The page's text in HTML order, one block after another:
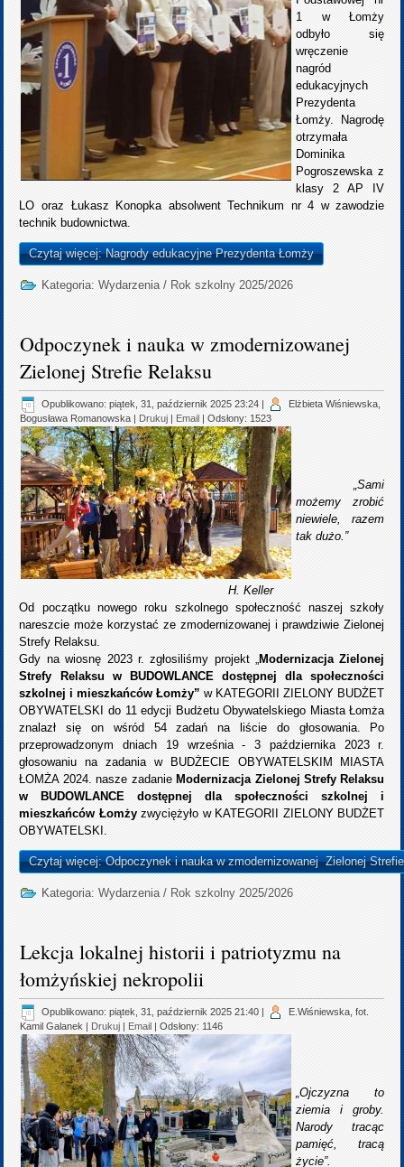
1 w Łomży
odbyło się
wręczenie
nagród
edukacyjnych
Prezydenta
Łomży. Nagrodę
otrzymała
Dominika
Pogroszewska z
klasy 2 AP IV
LO oraz Łukasz Konopka absolwent Technikum nr 4 w zawodzie
technik budownictwa.
Czytaj więcej: Nagrody edukacyjne Prezydenta Łomży
Kategoria:Wydarzenia / Rok szkolny 2025/2026
Odpoczynek i nauka w zmodernizowanej
Zielonej Strefie Relaksu
Opublikowano: piątek, 31, październik 2025 23:24
Elżbieta Wiśniewska,
Bogusława Romanowska| Drukuj Email | Odsłony: 1523
„Sami
możemy zrobić
niewiele, razem
tak dużo.”
H. Keller
Od początku nowego roku szkolnego społeczność naszej szkoły
nareszcie może korzystać ze zmodernizowanej i prawdziwie Zielonej
Strefy Relaksu.
Gdy na wiosnę 2023 r. zgłosiliśmy projekt „Modernizacja Zielonej
Strefy Relaksu w BUDOWLANCE dostępnej dla społeczności
szkolnej i mieszkańców Łomży” w KATEGORII ZIELONY BUDŻET
OBYWATELSKI do 11 edycji Budżetu Obywatelskiego Miasta Łomża
znalazł się on wśród 54 zadań na liście do głosowania. Po
przeprowadzonym dniach 19 września - 3 października 2023 r.
głosowaniu na zadania w BUDŻECIE OBYWATELSKIM MIASTA
ŁOMŻA 2024. nasze zadanie Modernizacja Zielonej Strefy Relaksu
w BUDOWLANCE dostępnej dla społeczności szkolnej i
mieszkańców Łomżyzwyciężyło w KATEGORII ZIELONY BUDŻET
OBYWATELSKI.
Czytaj więcej: Odpoczynek i nauka w zmodernizowanej Zielonej
Kategoria:Wydarzenia / Rok szkolny 2025/2026
Lekcja lokalnej historii i patriotyzmu na
łomżyńskiej nekropolii
Opublikowano: piątek, 31, październik 2025 21:40
E.Wiśniewska, fot.
Kamil Galanek
Drukuj Email | Odsłony: 1146
„Ojczyzna to
ziemia i groby.
Narody tracąc
pamięć, tracą
życie”.